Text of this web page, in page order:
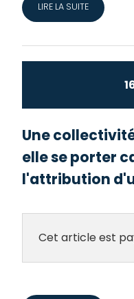
LIRE LA SUITE
Une
elle se porter
l'attribution
Cet article est